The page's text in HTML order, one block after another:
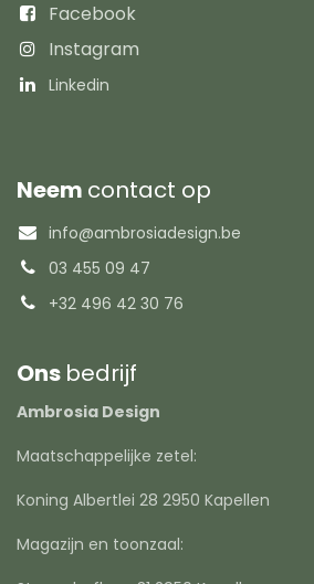
Facebook
Instagram
Linkedin
Neem contact op
info@ambrosiadesign.be
03 455 09 47
+32 496 42 30 76
Ons bedrijf
Ambrosia Design
Maatschappelijke zetel:
Koning Albertlei 28 2950 Kapellen
Magazijn en toonzaal: